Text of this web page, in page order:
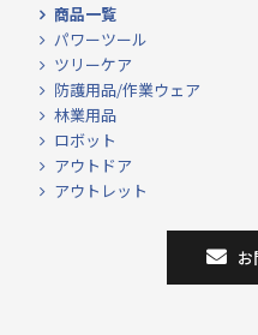
商品一覧
パワーツール
ツリーケア
防護用品/作業ウェア
林業用品
ロボット
アウトドア
アウトレット
お